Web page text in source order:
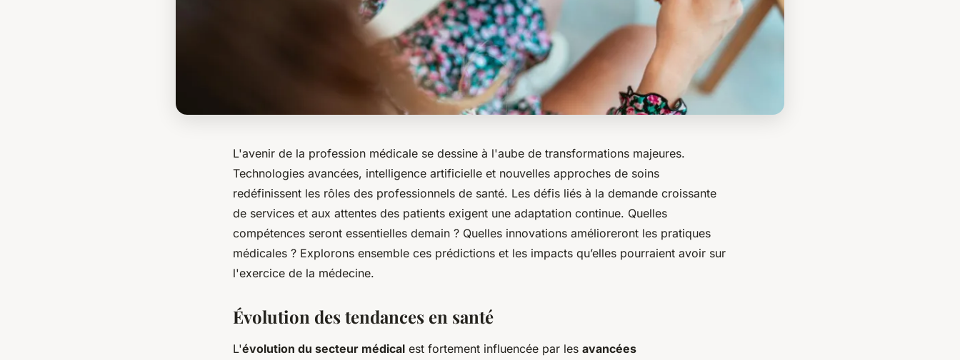
L'avenir de la profession médicale se dessine à l'aube de transformations majeures.
Technologies avancées, intelligence artificielle et nouvelles approches de soins
redéfinissent les rôles des professionnels de santé. Les défis liés à la demande croissante
de services et aux attentes des patients exigent une adaptation continue. Quelles
compétences seront essentielles demain ? Quelles innovations amélioreront les pratiques
médicales ? Explorons ensemble ces prédictions et les impacts qu’elles pourraient avoir sur
l'exercice de la médecine.
Évolution des tendances en santé
L'évolution du secteur médical est fortement influencée par les avancées